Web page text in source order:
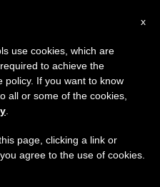
x
use cookies, which are
to achieve the
policy. If you want to know
all or some of the cookies,
page, clicking a link or
agree to the use of cookies.